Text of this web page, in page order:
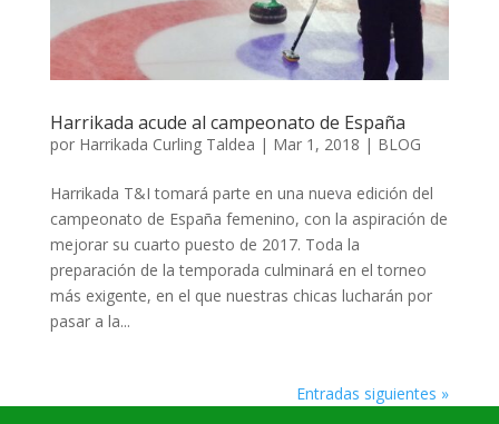
Harrikada acude al campeonato de España
por Harrikada Curling Taldea | Mar 1, 2018 | BLOG
Harrikada T&I tomará parte en una nueva edición del
campeonato de España femenino, con la aspiración de
mejorar su cuarto puesto de 2017. Toda la
preparación de la temporada culminará en el torneo
más exigente, en el que nuestras chicas lucharán por
pasar a la...
Entradas siguientes »